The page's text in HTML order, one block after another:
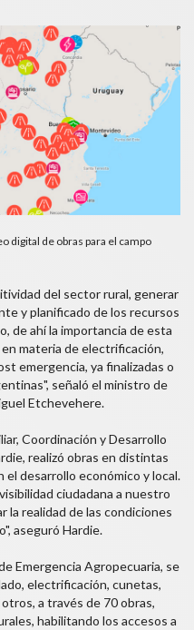
digital de obras para el campo
del sector rural, generar
y planificado de los recursos
de ahí la importancia de esta
materia de electrificación,
emergencia, ya finalizadas o
señaló el ministro de
Etchevehere.
Coordinación y Desarrollo
realizó obras en distintas
el desarrollo económico y local.
ciudadana a nuestro
la realidad de las condiciones
aseguró Hardie.
Emergencia Agropecuaria, se
electrificación, cunetas,
a través de 70 obras,
habilitando los accesos a